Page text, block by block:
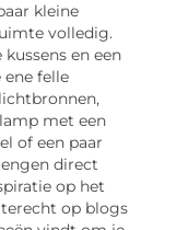
kleine
volledig.
en een
ene felle
met een
of een paar
direct
op het
op blogs